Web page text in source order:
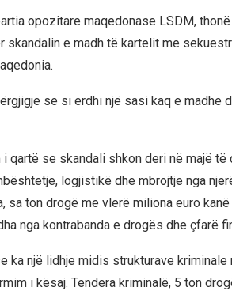
opozitare maqedonase LSDM,
skandalin e madh të kartelit me
se si erdhi një sasi kaq e madhe
qartë se skandali shkon deri në majë
logjistikë dhe mbrojtje nga
sa ton drogë me vlerë miliona euro kanë
nga kontrabanda e drogës dhe çfarë
ka një lidhje midis strukturave kriminale
i kësaj. Tendera kriminalë, 5 ton